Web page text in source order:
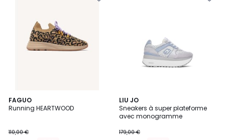
FAGUO
Running HEARTWOOD
110,00 €
LIU JO
Sneakers à super plateforme
avec monogramme
179,00 €